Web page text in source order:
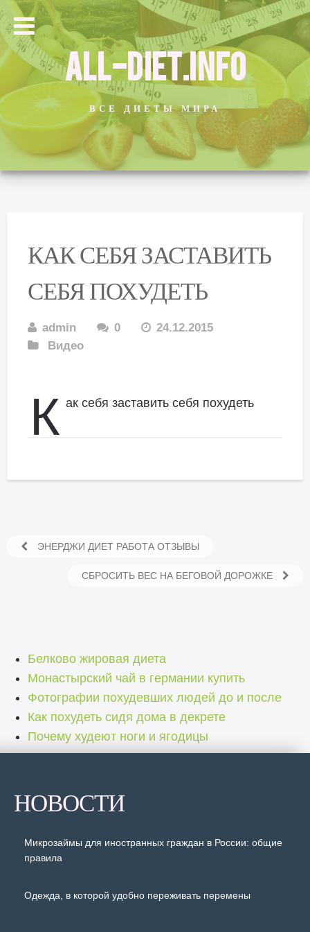
ALL-DIET.INFO
ВСЕ ДИЕТЫ МИРА
КАК СЕБЯ ЗАСТАВИТЬ
СЕБЯ ПОХУДЕТЬ
admin 0
24.12.2015
Видео
К ак себя заставить себя похудеть
ЭНЕРДЖИ ДИЕТ РАБОТА ОТЗЫВЫ
СБРОСИТЬ ВЕС НА БЕГОВОЙ ДОРОЖКЕ
Белково жировая диета
Монастырский чай в германии купить
Фотографии похудевших людей до и после
Как похудеть сидя дома в декрете
Почему худеют ноги и ягодицы
НОВОСТИ
Микрозаймы для иностранных граждан в России: общие
правила
Одежда, в которой удобно переживать перемены